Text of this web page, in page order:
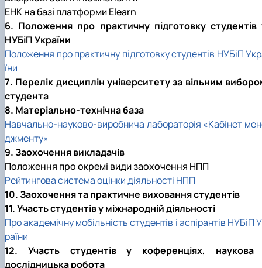
ЕНК на базі платформи Elearn
6. Положення про практичну підготовку студентів
НУБіП України
Положення про практичну підготовку студентів НУБіП
їни
7. Перелік дисциплін університету за вільним
студента
8. Матеріально-технічна база
Навчально-науково-виробнича лабораторія «Кабінет
джменту»
9. Заохочення викладачів
Положення про окремі види заохочення НПП
Рейтингова система оцінки діяльності НПП
10. Заохочення та практичне виховання студентів
11. Участь студентів у міжнародній діяльності
Про академічну мобільність студентів і аспірантів НУБіП
раїни
12. Участь студентів у коференціях, наукова
дослідницька робота